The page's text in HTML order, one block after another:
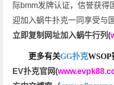
际bmm发牌认证，信誉获得
迎加入蜗牛扑克一同享受与
立即复制网址加入蜗牛行列(
更多有关GG扑克WSOP
EV扑克官网(